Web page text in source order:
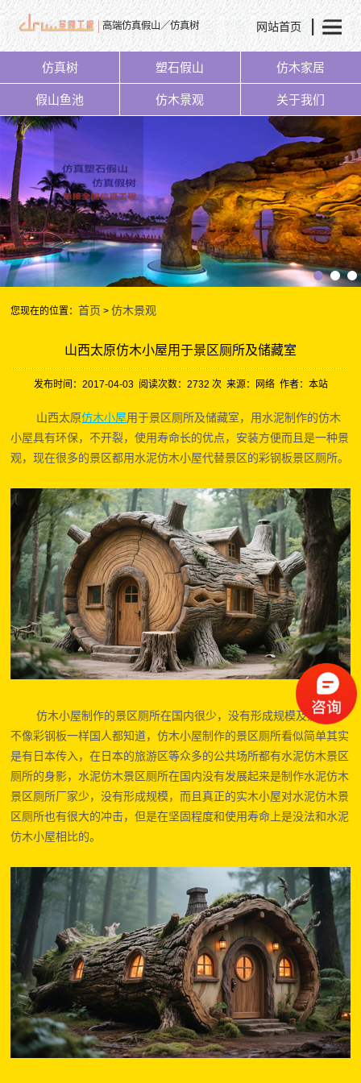
高端仿真假山／仿真树 网站首页
仿真树 塑石假山 仿木家居
假山鱼池 仿木景观 关于我们
您现在的位置：首页 >仿木景观
山西太原仿木小屋用于景区厕所及储藏室
发布时间：2017-04-03 阅读次数： 2732 次 来源：网络 作者：本站
山西太原仿木小屋用于景区厕所及储藏室，用水泥制作的仿木
小屋具有环保，不开裂，使用寿命长的优点，安装方便而且是一种景
观，现在很多的景区都用水泥仿木小屋代替景区的彩钢板景区厕所。
仿木小屋制作的景区厕所在国内很少，没有形成规模及流通，
不像彩钢板一样国人都知道，仿木小屋制作的景区厕所看似简单其实
是有日本传入，在日本的旅游区等众多的公共场所都有水泥仿木景区
厕所的身影， 水泥仿木景区厕所在国内没有发展起来是制作水泥仿木
景区厕所厂家少，没有形成规模，而且真正的实木小屋对水泥仿木景
区厕所也有很大的冲击，但是在坚固程度和使用寿命上是没法和水泥
仿木小屋相比的。